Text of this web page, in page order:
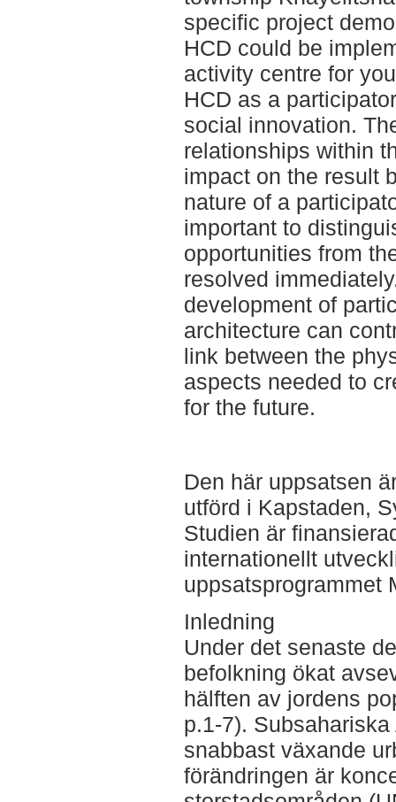
specific project
HCD could be
activity centre for
HCD as a
social innovation.
relationships within
impact on the result
nature of a
important to
opportunities from
resolved
development of
architecture can
link between the
aspects needed to
for the future.
Den här uppsatsen
utförd i Kapstaden,
Studien är
internationellt
uppsatsprogrammet
Inledning
Under det senaste
befolkning ökat
hälften av jordens
p.1-7).
snabbast växande
förändringen är